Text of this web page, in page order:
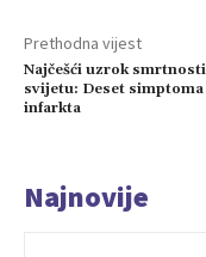
Prethodna vijest
Najčešći uzrok
svijetu: Deset simptoma
infarkta
Najnovije